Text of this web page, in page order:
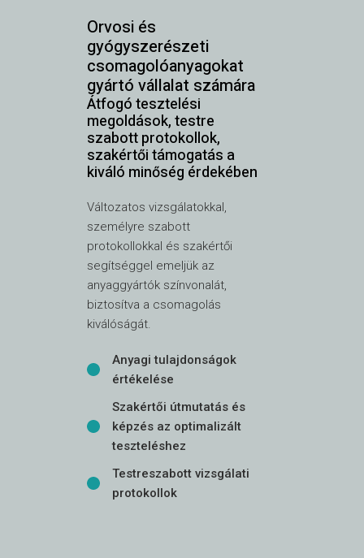
Orvosi és
gyógyszerészeti
csomagolóanyagokat
gyártó vállalat számára
Átfogó tesztelési
megoldások, testre
szabott protokollok,
szakértői támogatás a
kiváló minőség érdekében
Változatos vizsgálatokkal,
személyre szabott
protokollokkal és szakértői
segítséggel emeljük az
anyaggyártók színvonalát,
biztosítva a csomagolás
kiválóságát.
Anyagi tulajdonságok
értékelése
Szakértői útmutatás és
képzés az optimalizált
teszteléshez
Testreszabott vizsgálati
protokollok